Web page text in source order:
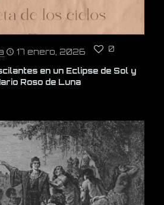
17 enero, 2026 0
en un Eclipse de Sol y
Roso de Luna